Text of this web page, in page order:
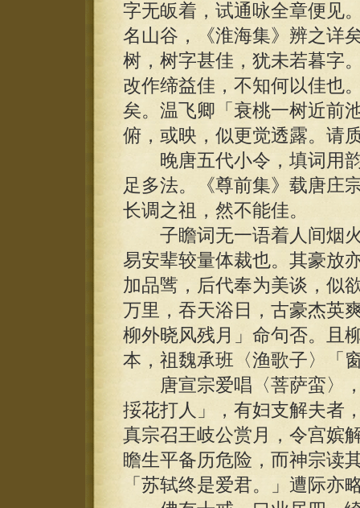
字无皈着，试通咏全章便见
名山谷，《淮海集》辨之详
树，树字甚佳，犹未若暮字
改作缔益佳，不知何以佳也
矣。温飞卿「衰桃一树近前
俯，或映，似更觉透露。请
晚唐五代小令，填词用韵
足多法。《尊前集》载唐庄
长调之祖，然不能佳。
子瞻词无一语着人间烟火
易安辈较量体裁也。其豪放
加品骘，后代奉为美谈，似
万里，吞天浴日，古豪杰英
柳外晓风残月」命句否。且
本，祖魏承班〈渔歌子〉「
唐宣宗爱唱〈菩萨蛮〉，
挼花打人」，有妇支解夫者
真宗召王岐公赏月，令宫嫔
瞻生平备历危险，而神宗读
「苏轼终是爱君。」遭际亦